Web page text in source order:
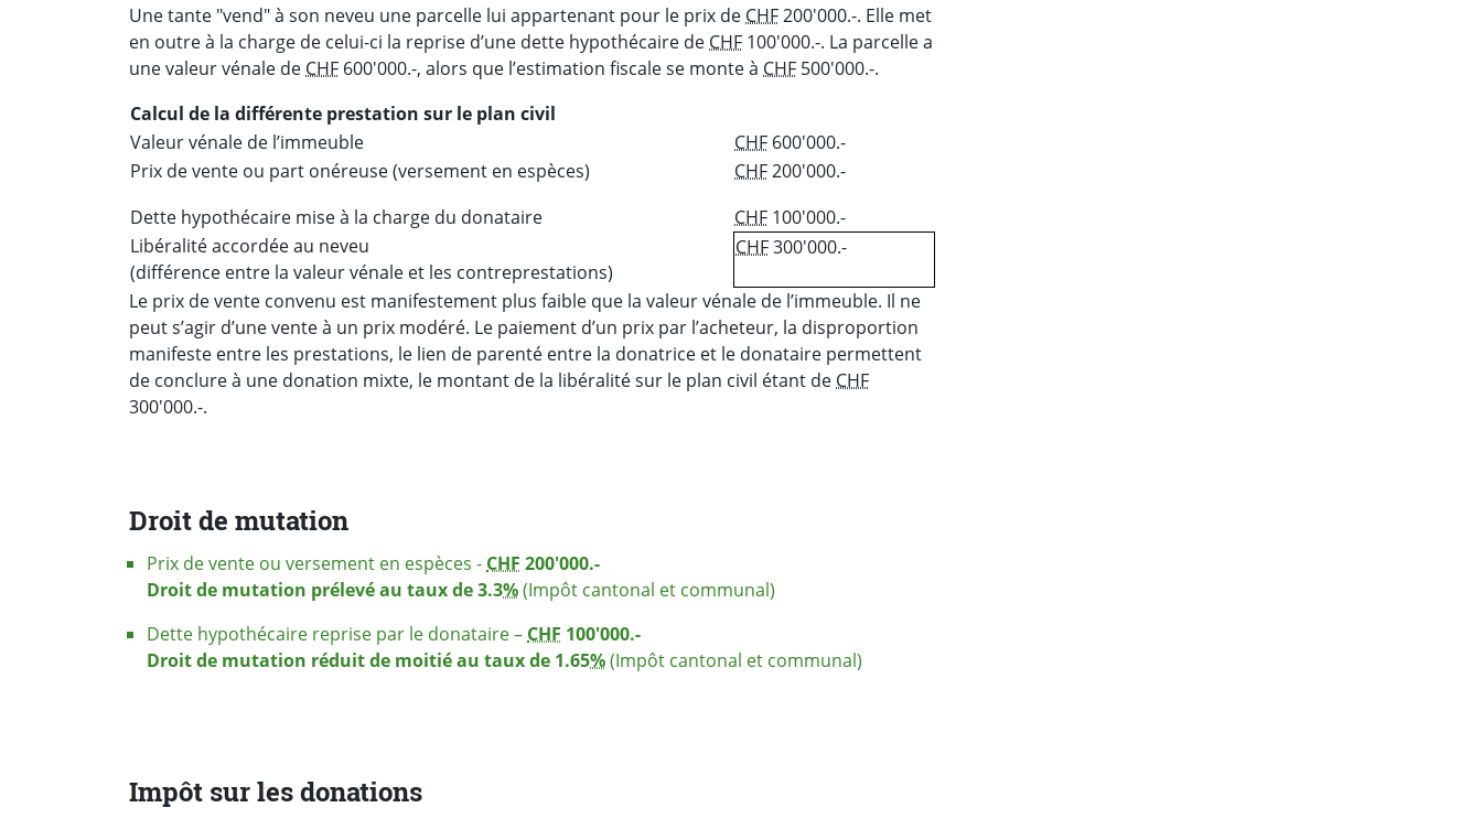
Une tante "vend" à son neveu une parcelle lui appartenant pour le prix de CHF200'000.-. Elle met
en outre à la charge de celui-ci la reprise d’une dette hypothécaire de CHF 100'000.-. La parcelle a
une valeur vénale de CHF 600'000.-, alors que l’estimation fiscale se monte à CHF 500'000.-.
Calcul de la différente prestation sur le plan civil
Valeur vénale de l’immeuble
CHF 600'000.-
Prix de vente ou part onéreuse (versement en espèces)
CHF200'000.-
Dette hypothécaire mise à la charge du donataire
CHF 100'000.-
Libéralité accordée au neveu
(différence entre la valeur vénale et les contreprestations)
CHF300'000.-
Le prix de vente convenu est manifestement plus faible que la valeur vénale de l’immeuble. Il ne
peut s’agir d’une vente à un prix modéré. Le paiement d’un prix par l’acheteur, la disproportion
manifeste entre les prestations, le lien de parenté entre la donatrice et le donataire permettent
de conclure à une donation mixte, le montant de la libéralité sur le plan civil étant de CHF
300'000.-.
Droit de mutation
Prix de vente ou versement en espèces - CHF 200'000.-
Droit de mutation prélevé au taux de 3.3%(Impôt cantonal et communal)
Dette hypothécaire reprise par le donataire – CHF 100'000.-
Droit de mutation réduit de moitié au taux de 1.65%(Impôt cantonal et communal)
Impôt sur les donations